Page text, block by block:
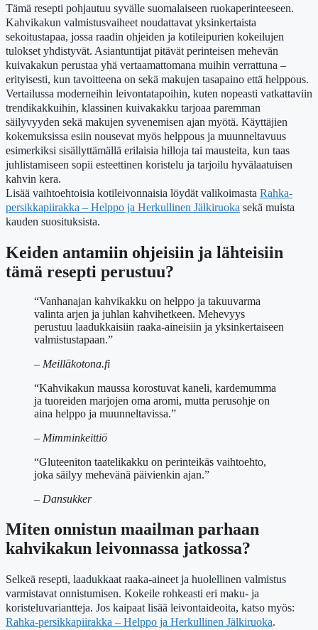
Tämä resepti pohjautuu syvälle suomalaiseen ruokaperinteeseen.
Kahvikakun valmistusvaiheet noudattavat yksinkertaista
sekoitustapaa, jossa raadin ohjeiden ja kotileipurien kokeilujen
tulokset yhdistyvät. Asiantuntijat pitävät perinteisen mehevän
kuivakakun perustaa yhä vertaamattomana muihin verrattuna –
erityisesti, kun tavoitteena on sekä makujen tasapaino että helppous.
Vertailussa moderneihin leivontatapoihin, kuten nopeasti vatkattaviin
trendikakkuihin, klassinen kuivakakku tarjoaa paremman
säilyvyyden sekä makujen syvenemisen ajan myötä. Käyttäjien
kokemuksissa esiin nousevat myös helppous ja muunneltavuus
esimerkiksi sisällyttämällä erilaisia hilloja tai mausteita, kun taas
juhlistamiseen sopii esteettinen koristelu ja tarjoilu hyvälaatuisen
kahvin kera.
Lisää vaihtoehtoisia kotileivonnaisia löydät valikoimasta Rahka-
persikkapiirakka – Helppo ja Herkullinen Jälkiruoka sekä muista
kauden suosituksista.
Keiden antamiin ohjeisiin ja lähteisiin
tämä resepti perustuu?
“Vanhanajan kahvikakku on helppo ja takuuvarma
valinta arjen ja juhlan kahvihetkeen. Mehevyys
perustuu laadukkaisiin raaka-aineisiin ja yksinkertaiseen
valmistustapaan.”
– Meilläkotona.fi
“Kahvikakun maussa korostuvat kaneli, kardemumma
ja tuoreiden marjojen oma aromi, mutta perusohje on
aina helppo ja muunneltavissa.”
– Mimminkeittiö
“Gluteeniton taatelikakku on perinteikäs vaihtoehto,
joka säilyy mehevänä päivienkin ajan.”
– Dansukker
Miten onnistun maailman parhaan
kahvikakun leivonnassa jatkossa?
Selkeä resepti, laadukkaat raaka-aineet ja huolellinen valmistus
varmistavat onnistumisen. Kokeile rohkeasti eri maku- ja
koristeluvariantteja. Jos kaipaat lisää leivontaideoita, katso myös:
Rahka-persikkapiirakka – Helppo ja Herkullinen Jälkiruoka.